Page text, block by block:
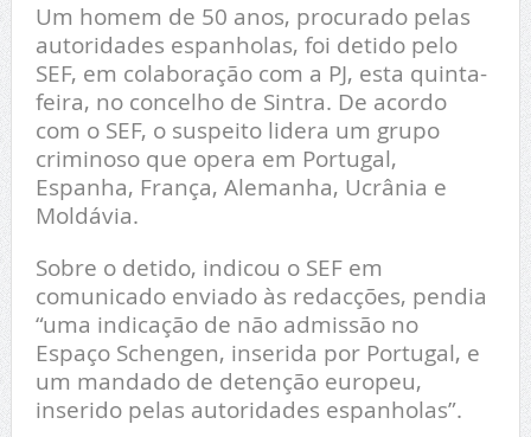
Um homem de 50 anos, procurado pelas
autoridades espanholas, foi detido pelo
SEF, em colaboração com a PJ, esta quinta-
feira, no concelho de Sintra. De acordo
com o SEF, o suspeito lidera um grupo
criminoso que opera em Portugal,
Espanha, França, Alemanha, Ucrânia e
Moldávia.
Sobre o detido, indicou o SEF em
comunicado enviado às redacções, pendia
“uma indicação de não admissão no
Espaço Schengen, inserida por Portugal, e
um mandado de detenção europeu,
inserido pelas autoridades espanholas”.